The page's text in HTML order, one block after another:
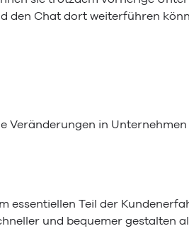
den Chat dort weiterführen
Veränderungen in
essentiellen Teil der
und bequemer gestalten